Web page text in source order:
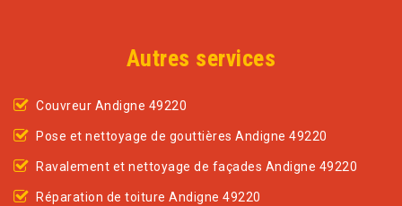
Autres services
Couvreur Andigne 49220
Pose et nettoyage de gouttières Andigne 49220
Ravalement et nettoyage de façades Andigne 49220
Réparation de toiture Andigne 49220